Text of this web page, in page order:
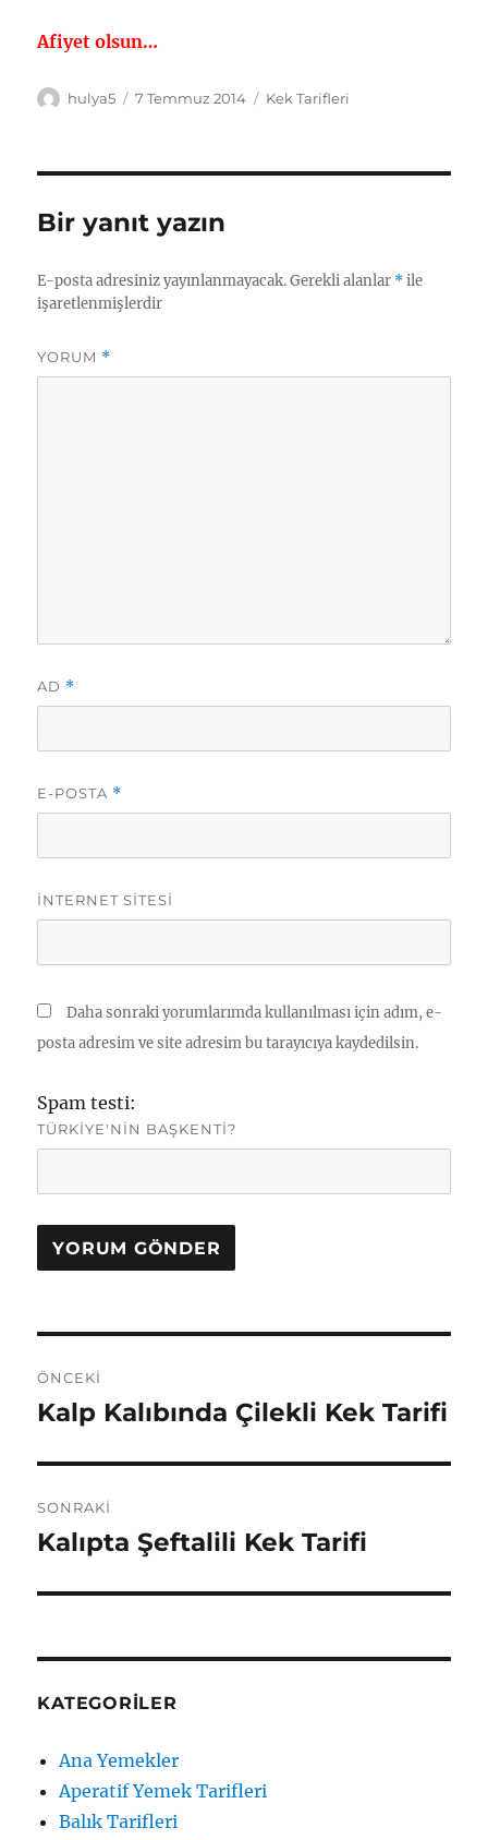
Afiyet olsun…
Yazar
hulya5
Yayın
7 Temmuz 2014 Kategoriler
Kek Tarifleri
Bir yanıt yazın
E-posta adresiniz yayınlanmayacak. Gerekli alanlar *ile
işaretlenmişlerdir
YORUM *
AD *
E-POSTA *
İNTERNET SITESI
Daha sonraki yorumlarımda kullanılması için adım, e-
posta adresim ve site adresim bu tarayıcıya kaydedilsin.
Spam testi:
TÜRKIYE'NIN BAŞKENTI?
gezinmesi
ÖNCEKI
Önceki
Kalp Kalıbında Çilekli Kek Tarifi
SONRAKI
Sonraki
Kalıpta Şeftalili Kek Tarifi
KATEGORILER
Ana Yemekler
Aperatif Yemek Tarifleri
Balık Tarifleri